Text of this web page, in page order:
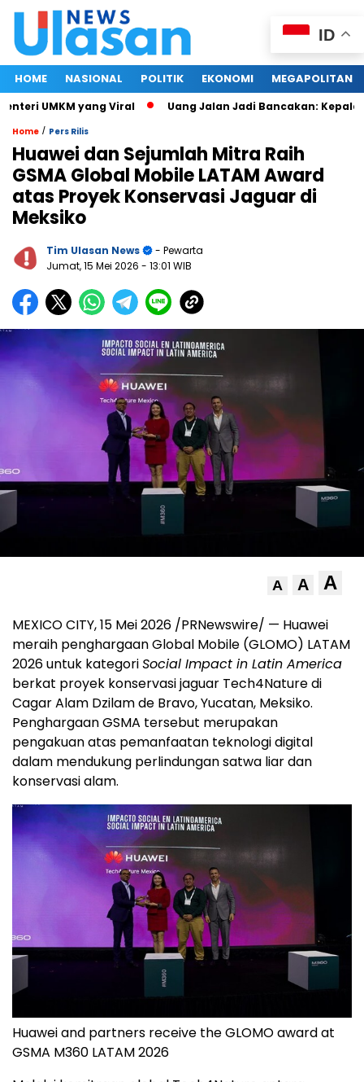
HOME NASIONAL POLITIK EKONOMI MEGAPOLITAN
UMKM yang Viral Uang Jalan Jadi Bancakan: Kepala
Home / Pers Rilis
Huawei dan Sejumlah Mitra Raih
GSMA Global Mobile LATAM Award
atas Proyek Konservasi Jaguar di
Meksiko
Tim Ulasan News
- Pewarta
Jumat, 15 Mei 2026 - 13:01 WIB
A A A
MEXICO CITY, 15 Mei 2026 /PRNewswire/ — Huawei
meraih penghargaan Global Mobile (GLOMO) LATAM
2026 untuk kategoriSocial Impact in Latin America
berkat proyek konservasi jaguar Tech4Nature di
Cagar Alam Dzilam de Bravo, Yucatan, Meksiko.
Penghargaan GSMA tersebut merupakan
pengakuan atas pemanfaatan teknologi digital
dalam mendukung perlindungan satwa liar dan
konservasi alam.
Huawei and partners receive the GLOMO award at
GSMA M360 LATAM 2026
ID